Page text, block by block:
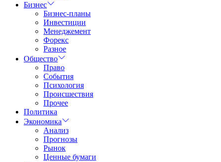
Бизнес
Бизнес-планы
Инвестиции
Менеджемент
Форекс
Разное
Общество
Право
События
Психология
Происшествия
Прочее
Политика
Экономика
Анализ
Прогнозы
Рынок
Ценные бумаги